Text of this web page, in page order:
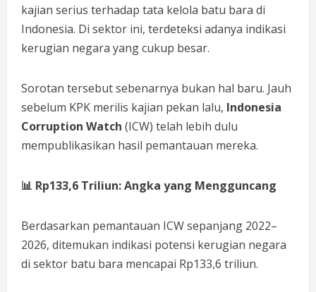
kajian serius terhadap tata kelola batu bara di
Indonesia. Di sektor ini, terdeteksi adanya indikasi
kerugian negara yang cukup besar.
Sorotan tersebut sebenarnya bukan hal baru. Jauh
sebelum KPK merilis kajian pekan lalu, Indonesia
Corruption Watch (ICW) telah lebih dulu
mempublikasikan hasil pemantauan mereka.
📊 Rp133,6 Triliun: Angka yang Mengguncang
Berdasarkan pemantauan ICW sepanjang 2022–
2026, ditemukan indikasi potensi kerugian negara
di sektor batu bara mencapai Rp133,6 triliun.